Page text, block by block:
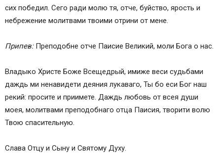
сих победил. Сего ради молю тя, отче, буйство, ярость и
небрежение молитвами твоими отрини от мене.
Припев:Преподобне отче Паисие Великий, моли Бога о нас.
Владыко Христе Боже Всещедрый, имиже веси судьбами
даждь ми ненавидети деяния лукаваго, Ты бо еси Бог наш
рекий: просите и приимете. Даждь любовь от всея души
моея, молитвами преподобнаго отца Паисия, творити волю
Твою спасительную.
Слава Отцу и Сыну и Святому Духу.